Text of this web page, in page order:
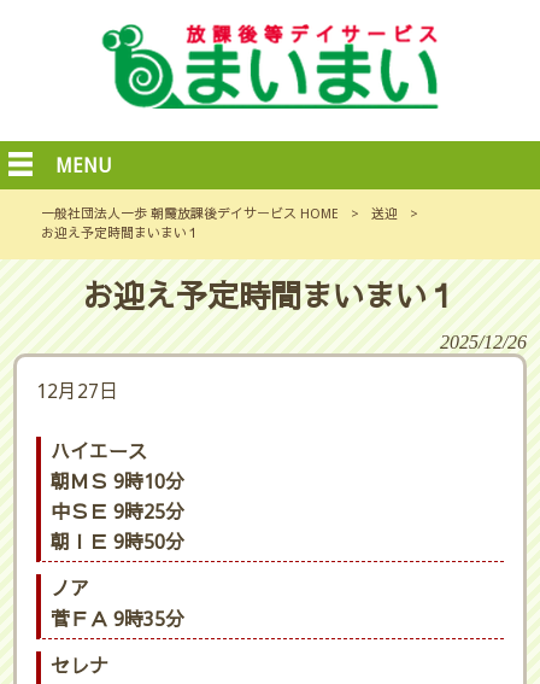
MENU
一般社団法人一歩 朝霞放課後デイサービス HOME > 送迎
>
お迎え予定時間まいまい１
お迎え予定時間まいまい１
2025/12/26
12月27日
ハイエース
朝ＭＳ 9時10分
中ＳＥ 9時25分
朝ＩＥ 9時50分
ノア
菅ＦＡ 9時35分
セレナ